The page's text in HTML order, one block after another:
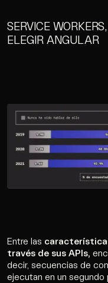
Contacto
Wip
SERVICE
ELEGIR ANGULAR
Entre las
través de sus APIs,
decir, secuencias de
ejecutan en un segundo